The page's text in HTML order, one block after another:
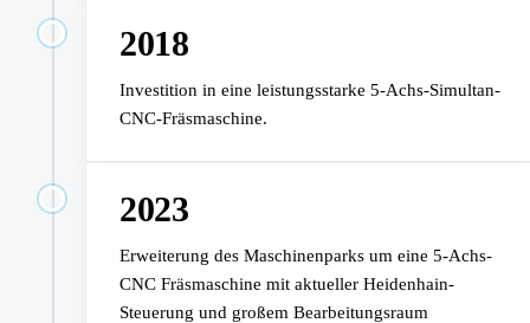
2018
Investition in eine leistungsstarke 5-Achs-Simultan-
CNC-Fräsmaschine.
2023
Erweiterung des Maschinenparks um eine 5-Achs-
CNC Fräsmaschine mit aktueller Heidenhain-
Steuerung und großem Bearbeitungsraum